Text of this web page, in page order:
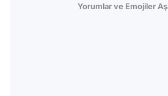
Yorumlar ve Emojiler